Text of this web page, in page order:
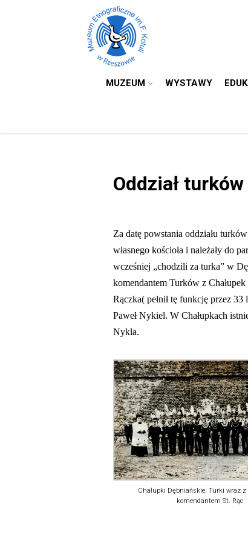
MUZEUM WYSTAWY
Oddział
Za datę powstania oddziału
własnego kościoła i należały do
wcześniej „chodzili za turka” w
komendantem Turków z
Rączka( pełnił tę funkcję przez
Paweł Nykiel. W Chałupkach
Nykla.
Chałupki Dębniańskie, Turki wraz
komendantem St. Rąc